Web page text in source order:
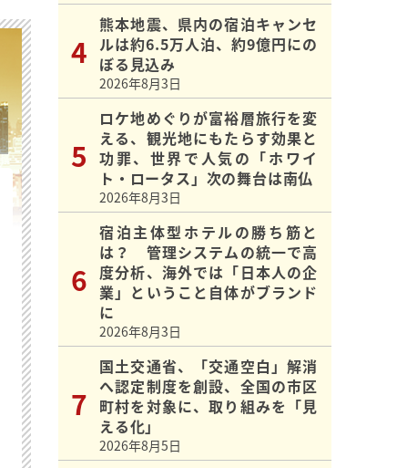
熊本地震、県内の宿泊キャンセ
ルは約6.5万人泊、約9億円にの
ぼる見込み
2026年8月3日
ロケ地めぐりが富裕層旅行を変
える、観光地にもたらす効果と
功罪、世界で人気の「ホワイ
ト・ロータス」次の舞台は南仏
2026年8月3日
宿泊主体型ホテルの勝ち筋と
は？ 管理システムの統一で高
度分析、海外では「日本人の企
業」ということ自体がブランド
に
2026年8月3日
国土交通省、「交通空白」解消
へ認定制度を創設、全国の市区
町村を対象に、取り組みを「見
える化」
2026年8月5日